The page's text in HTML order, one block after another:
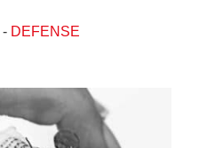
DEFENSE